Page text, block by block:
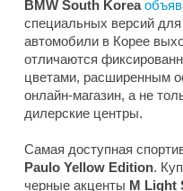
BMW South Korea
специальных версий
автомобили в Корее
отличаются
цветами, расширенным
онлайн-магазин, а не
дилерские центры.
Самая доступная
Paulo Yellow Edition.
черные акценты M Light